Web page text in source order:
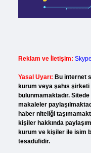
Reklam ve İletişim:
Yasal Uyarı: Bu internet
kurum veya şahıs şirketi
bulunmamaktadır. Sitede
makaleler
haber niteliği
kişiler hakkında
kurum ve kişiler ile isim
tesadüfidir.